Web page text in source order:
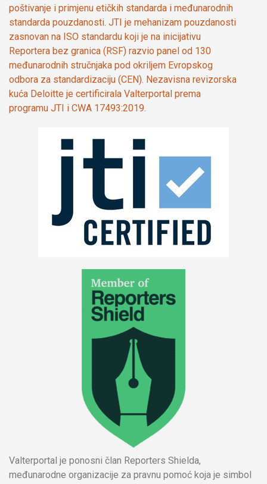
poštivanje i primjenu etičkih standarda i međunarodnih
standarda pouzdanosti. JTI je mehanizam pouzdanosti
zasnovan na ISO standardu koji je na inicijativu
Reportera bez granica (RSF) razvio panel od 130
međunarodnih stručnjaka pod okriljem Evropskog
odbora za standardizaciju (CEN). Nezavisna revizorska
kuća Deloitte je certificirala Valterportal prema
programu JTI i CWA 17493:2019.
Valterportal je ponosni član Reporters Shielda,
međunarodne organizacije za pravnu pomoć koja je simbol